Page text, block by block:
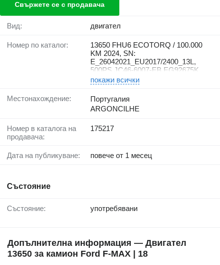
Свържете се с продавача
Вид: двигател
Номер по каталог:
13650 FHU6 ECOTORQ / 100.000
KM 2024, SN:
E_26042021_EU2017/2400_13L,
500PS JC46-6007-EB EG92675K
покажи всички
Местонахождение:
Португалия
ARGONCILHE
Номер в каталога на
продавача:
175217
Дата на публикуване: повече от 1 месец
Състояние
Състояние: употребявани
Допълнителна информация — Двигател
13650 за камион Ford F-MAX | 18